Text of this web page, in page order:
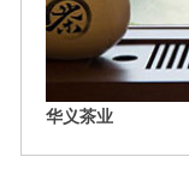
华义茶业